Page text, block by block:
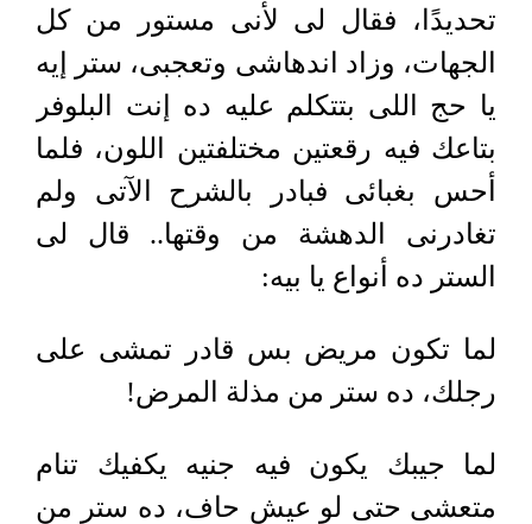
تحديدًا، فقال لى لأنى مستور من كل
الجهات، وزاد اندهاشى وتعجبى، ستر إيه
يا حج اللى بتتكلم عليه ده إنت البلوفر
بتاعك فيه رقعتين مختلفتين اللون، فلما
أحس بغبائى فبادر بالشرح الآتى ولم
تغادرنى الدهشة من وقتها.. قال لى
الستر ده أنواع يا بيه:
لما تكون مريض بس قادر تمشى على
رجلك، ده ستر من مذلة المرض!
لما جيبك يكون فيه جنيه يكفيك تنام
متعشى حتى لو عيش حاف، ده ستر من